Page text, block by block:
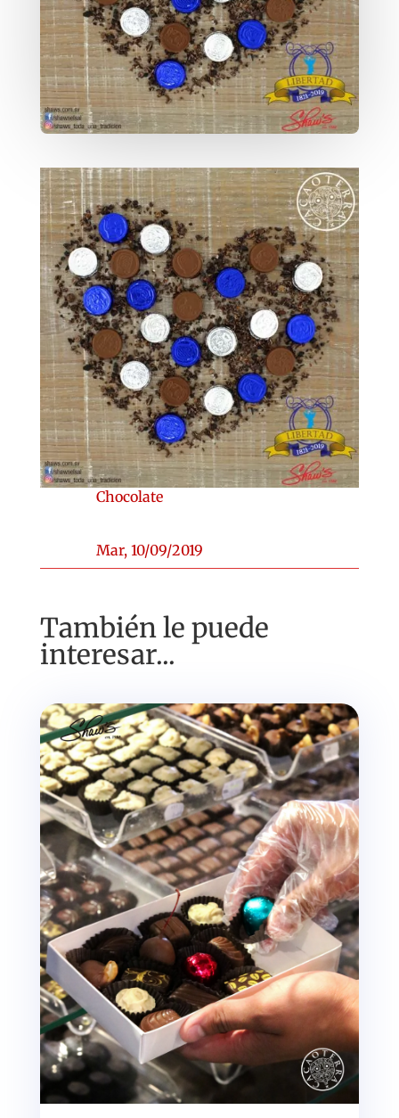
Chocolate
Mar, 10/09/2019
También le puede
interesar...